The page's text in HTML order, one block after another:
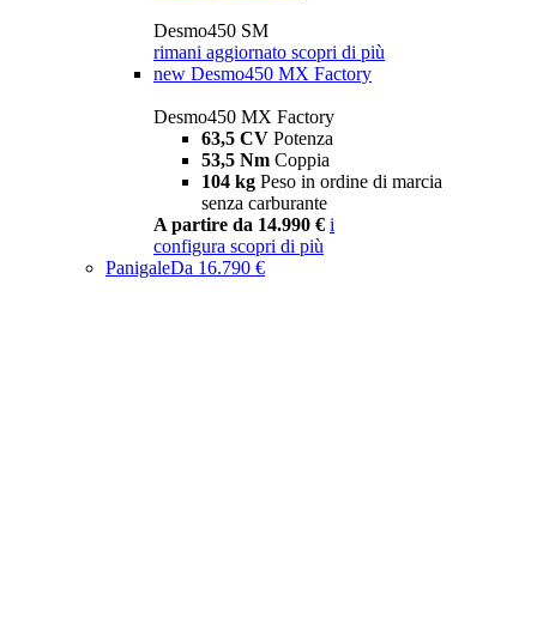
Desmo450 SM
rimani aggiornato scopri di più
new Desmo450 MX Factory
Desmo450 MX Factory
63,5 CV Potenza
53,5 Nm Coppia
104 kg Peso in ordine di marcia
senza carburante
A partire da 14.990 € i
configura scopri di più
PanigaleDa 16.790 €